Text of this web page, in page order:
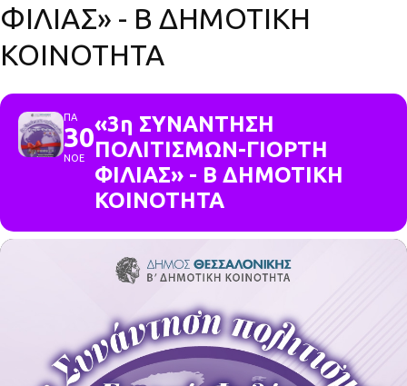
ΦΙΛΙΑΣ» - Β ΔΗΜΟΤΙΚΗ
ΚΟΙΝΟΤΗΤΑ
ΠΑ
30
ΝΟΕ
«3η ΣΥΝΑΝΤΗΣΗ
ΠΟΛΙΤΙΣΜΩΝ-ΓΙΟΡΤΗ
ΦΙΛΙΑΣ» - Β ΔΗΜΟΤΙΚΗ
ΚΟΙΝΟΤΗΤΑ